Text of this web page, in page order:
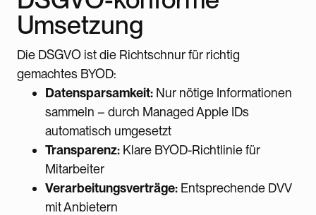
Umsetzung
Die DSGVO ist die Richtschnur für richtig
gemachtes BYOD:
Datensparsamkeit: Nur nötige Informationen
sammeln – durch Managed Apple IDs
automatisch umgesetzt
Transparenz: Klare BYOD-Richtlinie für
Mitarbeiter
Verarbeitungsverträge: Entsprechende DVV
mit Anbietern